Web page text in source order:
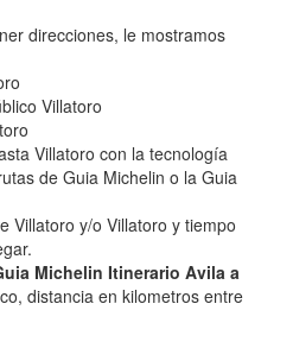
direcciones, le mostramos
Villatoro
Villatoro con la tecnología
de Guia Michelin o la Guia
Villatoro y/o Villatoro y tiempo
Michelin Itinerario Avila a
distancia en kilometros entre